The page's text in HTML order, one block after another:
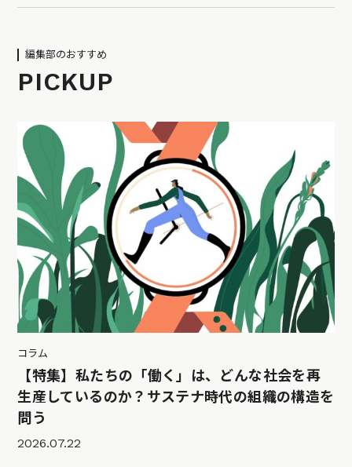
編集部のおすすめ
PICKUP
コラム
【特集】私たちの「働く」は、どんな社会を再
生産しているのか？サステナ時代の組織の構造を
問う
2026.07.22